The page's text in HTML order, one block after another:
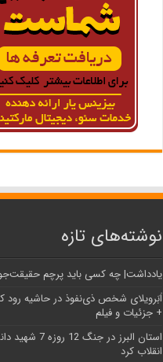
نوشته‌های تازه
یادداشت| ‌چه کسی باید پرچم
اَبَر‌ویلای شخص ذی‌نفوذ در حاشیه‌
+ جزئیات و فیلم
استان البرز در
انقلاب کرد